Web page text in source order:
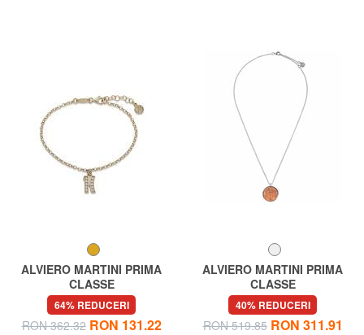
ALVIERO MARTINI PRIMA
CLASSE
BROADWAY Bratara cu breloc
cu logo si zirconi
64% REDUCERI
RON 362.32 RON 131.22
ALVIERO MARTINI PRIMA
CLASSE
LONG STREET Colier cu
pandantiv din piele
40% REDUCERI
RON 519.85 RON 311.91